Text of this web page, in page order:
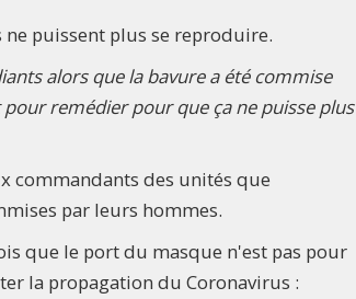
puissent plus se reproduire.
alors que la bavure a été commise
remédier pour que ça ne puisse plus
commandants des unités que
par leurs hommes.
que le port du masque n'est pas pour
la propagation du Coronavirus :